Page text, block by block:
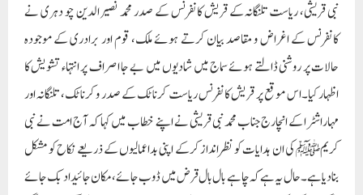
نبی قریشی، ریاست تلنگانہ کے قریش کانفرنس کے صدر محمد نصیر الدین چو دہری نے
کانفرنس کے اغراض و مقاصد بیان کرتے ہوئے ملک، قوم اور برادری کے موجودہ
حالات پر روشنی ڈالتے ہوئے سماج میں شادیوں میں بے جا اصراف پر انتہاء تشویش کا
اظہار کیا۔اس موقع پر قریش کانفرنس ریاست کرناٹک کے صدر و کرناٹک، تلنگانہ اور
مہاراشٹرا کے انچارج جناب محمد نبی قریشی نے اپنے خطاب میں کہا کہ آج امت نے نبی
کریمﷺ کی ان ہدایات کو نظرانداز کرکے اپنی بداعمالیوں کے ذریعے نکاح کو مشکل
بنادیا ہے۔حال یہ ہے کہ چاہے بال بال قرض میں ڈوب جائے، مکان جائیداد بک جائے